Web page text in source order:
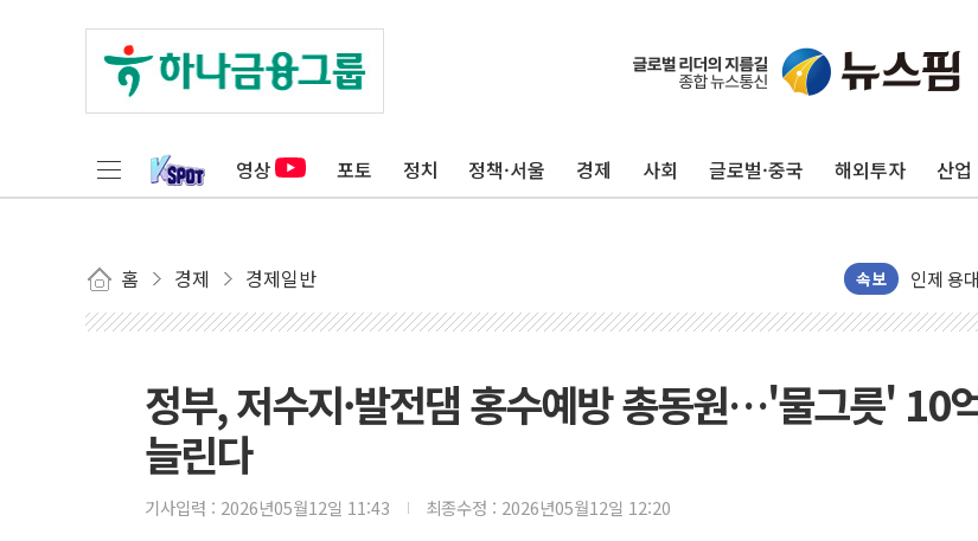
영상 포토 정치 정책·서울 경제 사회 글로벌·중국 해외투자 산업
홈 경제 경제일반 속보
'화합' 꺼
李대
연일
中 전방
동해시,
강원 중
폭염에
李대통
'호우
주말
오세훈
정부, 저수지·발전댐 홍수예방 총동원…'물그릇' 10
늘린다
기사입력 : 2026년05월12일 11:43 최종수정 : 2026년05월12일 12:20